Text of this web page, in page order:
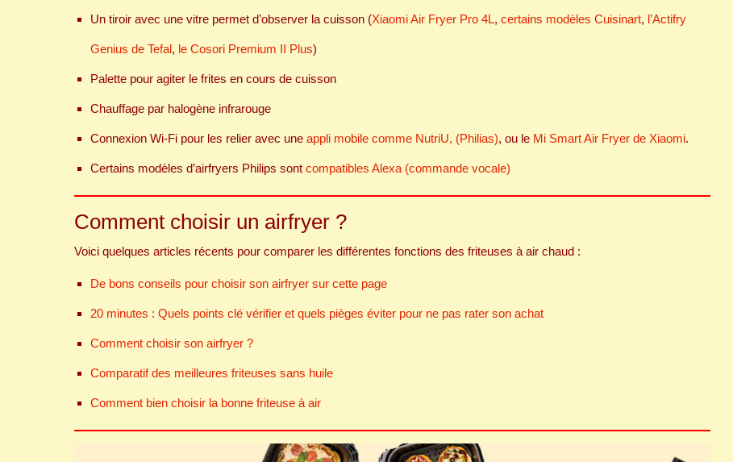
Un tiroir avec une vitre permet d’observer la cuisson (Xiaomi Air Fryer Pro 4L, certains modèles Cuisinart, l’Actifry
Genius de Tefal, le Cosori Premium II Plus)
Palette pour agiter le frites en cours de cuisson
Chauffage par halogène infrarouge
Connexion Wi-Fi pour les relier avec une appli mobile comme NutriU, (Philias), ou le Mi Smart Air Fryer de Xiaomi.
Certains modèles d’airfryers Philips sont compatibles Alexa (commande vocale)
Comment choisir un airfryer ?
Voici quelques articles récents pour comparer les différentes fonctions des friteuses à air chaud :
De bons conseils pour choisir son airfryer sur cette page
20 minutes : Quels points clé vérifier et quels pièges éviter pour ne pas rater son achat
Comment choisir son airfryer ?
Comparatif des meilleures friteuses sans huile
Comment bien choisir la bonne friteuse à air